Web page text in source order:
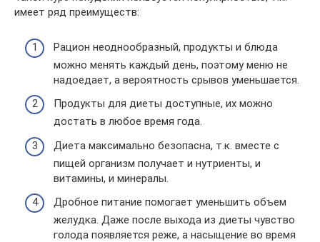
имеет ряд преимуществ:
Рацион неоднообразный, продукты и блюда
можно менять каждый день, поэтому меню не
надоедает, а вероятность срывов уменьшается.
Продукты для диеты доступные, их можно
достать в любое время года.
Диета максимально безопасна, т.к. вместе с
пищей организм получает и нутриенты, и
витамины, и минералы.
Дробное питание помогает уменьшить объем
желудка. Даже после выхода из диеты чувство
голода появляется реже, а насыщение во время